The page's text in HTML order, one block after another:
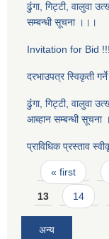
ढुंगा, गिट्टी, वालुवा
सम्बन्धी सूचना ।।।
Invitation for Bid !!!
दरभाउपत्र स्विकृती
ढुंगा, गिट्टी, वालुवा
आब्हान सम्बन्धी सूचना
प्राविधिक प्रस्ताव
Pages
« first
13 14
अन्य